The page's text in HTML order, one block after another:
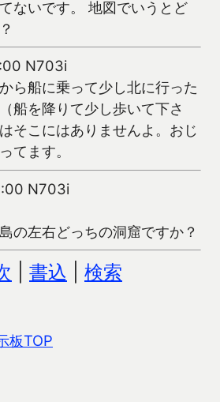
ないです。 地図でいうとど
N703i
ら船に乗って少し北に行った
船を降りて少し歩いて下さ
そこにはありませんよ。おじ
てます。
N703i
の左右どっちの洞窟ですか？
書込 検索
板TOP